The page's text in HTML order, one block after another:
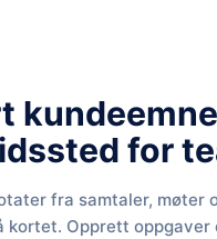
for
fra samtaler, møter
kortet. Opprett oppgaver